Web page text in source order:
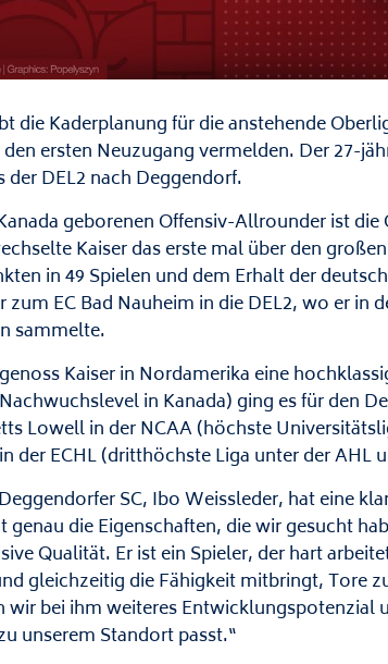
die Kaderplanung für die anstehende
ersten Neuzugang vermelden. Der 27-
DEL2 nach Deggendorf.
geborenen Offensiv-Allrounder ist
Kaiser das erste mal über den
in 49 Spielen und dem Erhalt der
EC Bad Nauheim in die DEL2, wo er in
sammelte.
Kaiser in Nordamerika eine
in Kanada) ging es für den
Lowell in der NCAA (höchste
der ECHL (dritthöchste Liga unter der AHL
SC, Ibo Weissleder, hat eine
genau die Eigenschaften, die wir gesucht
Qualität. Er ist ein Spieler, der hart
gleichzeitig die Fähigkeit mitbringt, Tore
wir bei ihm weiteres Entwicklungspotenzial
unserem Standort passt.“